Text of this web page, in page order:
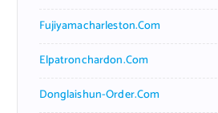
Fujiyamacharleston.com
Elpatronchardon.com
Donglaishun-Order.com